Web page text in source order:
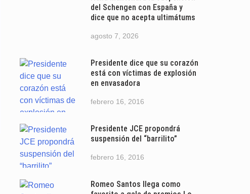
del Schengen con España y
dice que no acepta ultimátums
agosto 7, 2026
Presidente dice que su corazón
está con víctimas de explosión
en envasadora
febrero 16, 2016
Presidente JCE propondrá
suspensión del “barrilito”
febrero 16, 2016
Romeo Santos llega como